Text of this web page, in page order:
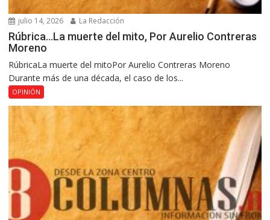
julio 14, 2026 La Redacción
Rúbrica…La muerte del mito, Por Aurelio Contreras
Moreno
RúbricaLa muerte del mitoPor Aurelio Contreras Moreno
Durante más de una década, el caso de los...
OPINIÓN